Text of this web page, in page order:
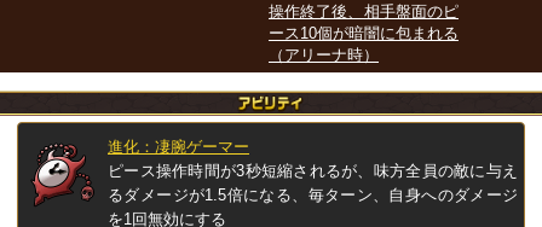
操作終了後、相手盤面のピ
ース10個が暗闇に包まれる
（アリーナ時）
進化：凄腕ゲーマー
ピース操作時間が3秒短縮されるが、味方全員の敵に与え
るダメージが1.5倍になる、毎ターン、自身へのダメージ
を1回無効にする